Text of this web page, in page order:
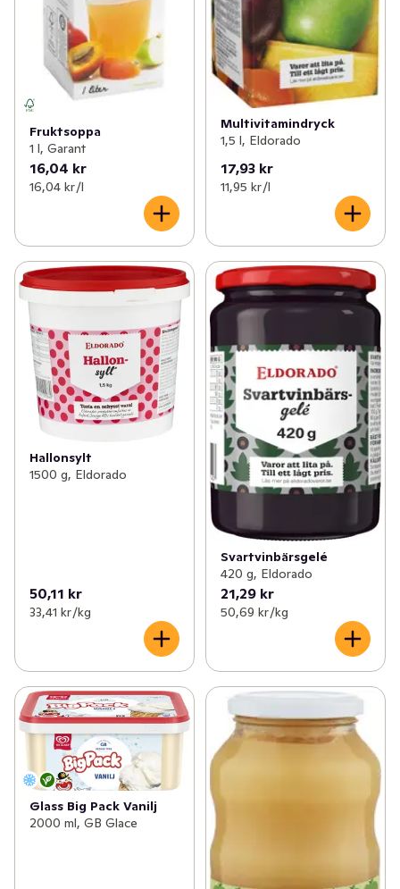
Fruktsoppa
1 l, Garant
16,04 kr
16,04 kr /l
Multivitamindryck
1,5 l, Eldorado
17,93 kr
11,95 kr /l
Hallonsylt
1500 g, Eldorado
50,11 kr
33,41 kr /kg
Svartvinbärsgelé
420 g, Eldorado
21,29 kr
50,69 kr /kg
Glass Big Pack Vanilj
2000 ml, GB Glace